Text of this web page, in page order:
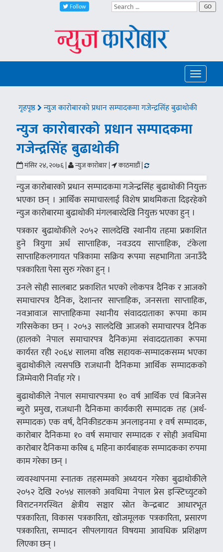
Follow GO
Toggle
गृहपृष्ठ न्युज कारोबारको प्रधान सम्पादकमा गजेन्द्रसिंह बुढाथोकी
न्युज कारोबारको प्रधान सम्पादकमा
गजेन्द्रसिंह बुढाथोकी
मंसिर २४, २०७६ | न्युज कारोबार | काठमाडौं |
न्युज कारोबारको प्रधान सम्पादकमा गजेन्द्रसिंह बुढाथोकी नियुक्त
भएका छन् । आर्थिक समाचारलाई विशेष प्राथमिकता दिइरहेको
न्युज कारोबारमा बुढाथोकी मंगलबारदेखि नियुक्त भएका हुन् ।
पत्रकार बुढाथोकीले २०५२ सालदेखि स्थानीय तहमा प्रकाशित
हुने त्रियुगा अर्ध साप्ताहिक, नवउदय साप्ताहिक, टंकेला
साप्ताहिकलगायत पत्रिकामा सक्रिय रूपमा सहभागिता जनाउँदै
पत्रकारिता पेसा सुरु गरेका हुन् ।
उनले सोही सालबाट प्रकाशित भएको लोकपत्र दैनिक र आजको
समाचारपत्र दैनिक, देशान्तर साप्ताहिक, जनसत्ता साप्ताहिक,
नवआवाज साप्ताहिकमा स्थानीय संवाददाताका रूपमा काम
गरिसकेका छन् । २०५३ सालदेखि आजको समाचारपत्र दैनिक
(हालको नेपाल समाचारपत्र दैनिक)मा संवाददाताका रूपमा
कार्यरत रही २०६४ सालमा वरिष्ठ सहायक-सम्पादकसम्म भएका
बुढाथोकीले त्यसपछि राजधानी दैनिकमा आर्थिक सम्पादकको
जिम्मेवारी निर्वाह गरे ।
बुढाथोकीले नेपाल समाचारपत्रमा १० वर्ष आर्थिक एवं बिजनेस
ब्युरो प्रमुख, राजधानी दैनिकमा कार्यकारी सम्पादक तह (अर्थ-
सम्पादक) एक वर्ष, दैनिकीडटकम अनलाइनमा १ वर्ष सम्पादक,
कारोबार दैनिकमा १० वर्ष समाचार सम्पादक र सोही अवधिमा
कारोबार दैनिकमा करिब ६ महिना कार्यबाहक सम्पादकका रुपमा
काम गरेका छन् ।
व्यवस्थापनमा स्नातक तहसम्मको अध्ययन गरेका बुढाथोकीले
२०५२ देखि २०५४ सालको अवधिमा नेपाल प्रेस इन्स्टिच्युटको
विराटनगरस्थित क्षेत्रीय सञ्चार स्रोत केन्द्रबाट आधारभूत
पत्रकारिता, विकास पत्रकारिता, खोजमूलक पत्रकारिता, प्रसारण
पत्रकारिता, सम्पादन सीपलगायत विषयमा आवधिक प्रशिक्षण
लिएका छन् ।